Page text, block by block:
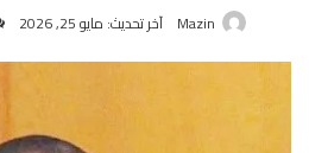
Mazin آخر تحديث: مايو 25, 2026